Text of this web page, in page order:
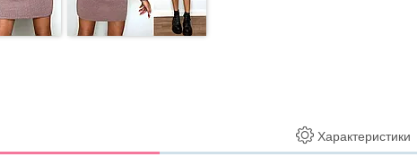
Характеристики